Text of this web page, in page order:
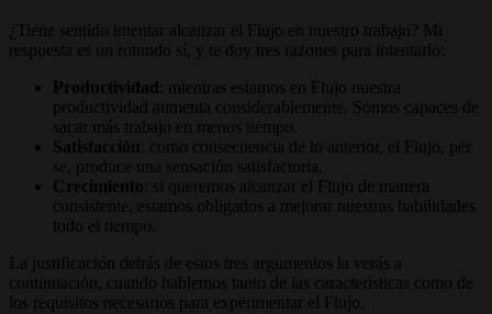
¿Tiene sentido intentar alcanzar el Flujo en nuestro trabajo? Mi
respuesta es un rotundo sí, y te doy tres razones para intentarlo:
Productividad : mientras estamos en Flujo nuestra
productividad aumenta considerablemente. Somos capaces de
sacar más trabajo en menos tiempo.
Satisfacción : como consecuencia de lo anterior, el Flujo, per
se, produce una sensación satisfactoria.
Crecimiento : si queremos alcanzar el Flujo de manera
consistente, estamos obligados a mejorar nuestras habilidades
todo el tiempo.
La justificación detrás de estos tres argumentos la verás a
continuación, cuando hablemos tanto de las características como de
los requisitos necesarios para experimentar el Flujo.